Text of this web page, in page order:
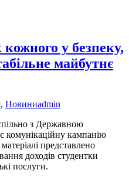
у безпеку,
майбутнє
, Новиниadmin
з Державною
кампанію
представлено
доходів студентки
послуги.